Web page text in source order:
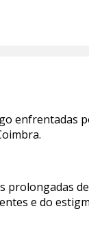
enfrentadas
prolongadas
e do